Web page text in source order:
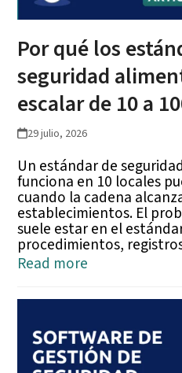
Por qué los
seguridad
escalar de 10 a
29 julio, 2026
Un estándar de
funciona en 10 locales
cuando la cadena
establecimientos. El
suele estar en el
procedimientos,
Read more